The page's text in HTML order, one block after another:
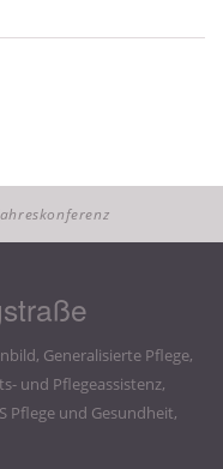
Generalisierte Pflege,
und Pflegeassistenz,
Pflege und Gesundheit,